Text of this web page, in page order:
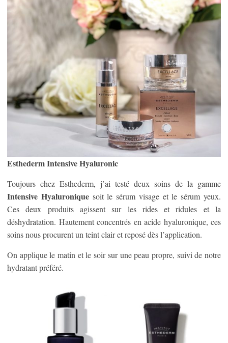
Esthederm Intensive Hyaluronic
Toujours chez Esthederm, j’ai testé deux soins de la gamme
Intensive Hyaluroniquesoit le sérum visage et le sérum yeux.
Ces deux produits agissent sur les rides et ridules et la
déshydratation. Hautement concentrés en acide hyaluronique, ces
soins nous procurent un teint clair et reposé dès l’application.
On applique le matin et le soir sur une peau propre, suivi de notre
hydratant préféré.